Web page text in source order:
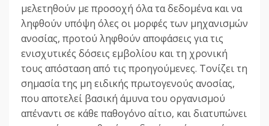
μελετηθούν με προσοχή όλα τα δεδομένα και να
ληφθούν υπόψη όλες οι μορφές των μηχανισμών
ανοσίας, προτού ληφθούν αποφάσεις για τις
ενισχυτικές δόσεις εμβολίου και τη χρονική
τους απόσταση από τις προηγούμενες. Τονίζει τη
σημασία της μη ειδικής πρωτογενούς ανοσίας,
που αποτελεί βασική άμυνα του οργανισμού
απέναντι σε κάθε παθογόνο αίτιο, και διατυπώνει